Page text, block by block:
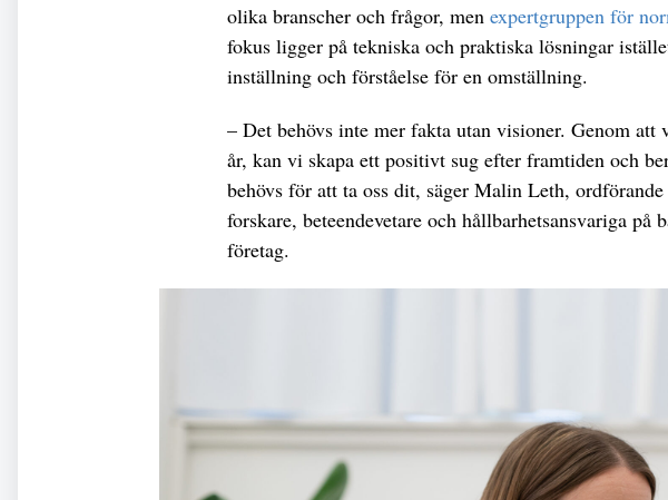
olika branscher och frågor, men expertgruppen för
fokus ligger på tekniska och praktiska lösningar
inställning och förståelse för en omställning.
– Det behövs inte mer fakta utan visioner. Genom att
år, kan vi skapa ett positivt sug efter framtiden och
behövs för att ta oss dit, säger Malin Leth,
forskare, beteendevetare och hållbarhetsansvariga på
företag.